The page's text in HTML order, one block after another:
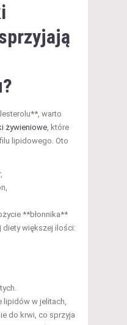
warto
żywieniowe, które
lipidowego. Oto
**błonnika**
większej ilości:
lipidów w jelitach,
do krwi, co sprzyja